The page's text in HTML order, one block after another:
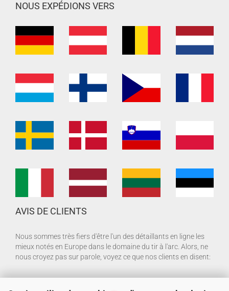
NOUS EXPÉDIONS VERS
AVIS DE CLIENTS
Nous sommes très fiers d'être l'un des détaillants en ligne les
mieux notés en Europe dans le domaine du tir à l'arc. Alors, ne
nous croyez pas sur parole, voyez ce que nos clients en disent: